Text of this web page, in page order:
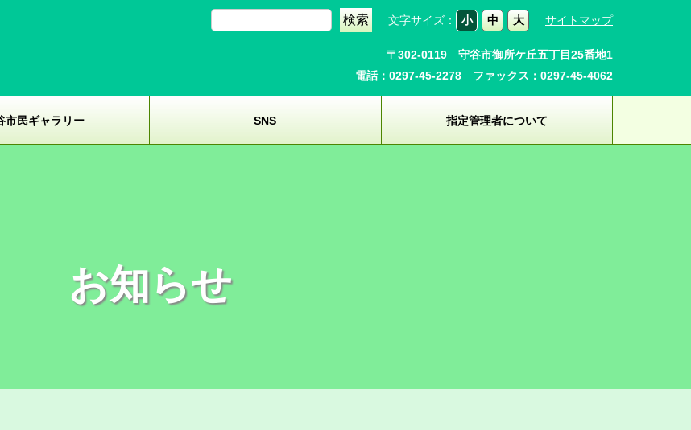
文字サイズ： 小 中 大 サイトマップ
〒302-0119 守谷市御所ケ丘五丁目25番地1
電話：0297-45-2278 ファックス：0297-45-4062
市民ギャラリー SNS 指定管理者について
お知らせ